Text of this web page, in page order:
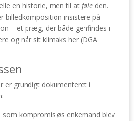
en historie, men til at føleden.
billedkomposition insistere på
– et præg, der både genfindes i
og når sit klimaks her (DGA
er grundigt dokumenteret i
som kompromisløs enkemand blev